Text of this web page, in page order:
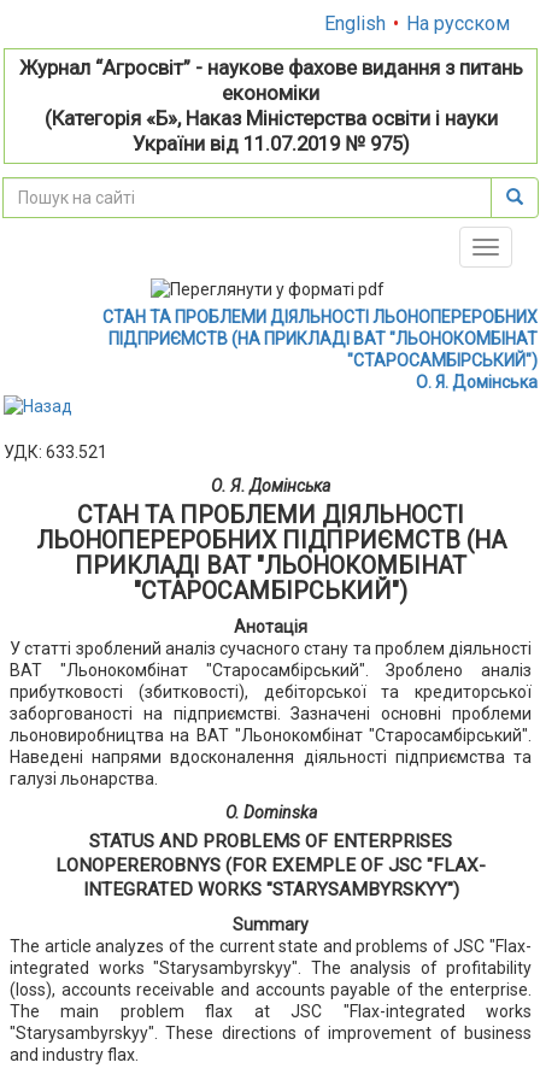
English • На русском
Журнал “Агросвіт” - наукове фахове видання з питань
економіки
(Категорія «Б», Наказ Міністерства освіти і науки
України від 11.07.2019 № 975)
Toggle
СТАН ТА ПРОБЛЕМИ ДІЯЛЬНОСТІ ЛЬОНОПЕРЕРОБНИХ
ПІДПРИЄМСТВ (НА ПРИКЛАДІ ВАТ "ЛЬОНОКОМБІНАТ
"СТАРОСАМБІРСЬКИЙ")
О. Я. Домінська
УДК: 633.521
О. Я. Домінська
СТАН ТА ПРОБЛЕМИ ДІЯЛЬНОСТІ
ЛЬОНОПЕРЕРОБНИХ ПІДПРИЄМСТВ (НА
ПРИКЛАДІ ВАТ "ЛЬОНОКОМБІНАТ
"СТАРОСАМБІРСЬКИЙ")
Анотація
У статті зроблений аналіз сучасного стану та проблем діяльності
ВАТ "Льонокомбінат "Старосамбірський". Зроблено аналіз
прибутковості (збитковості), дебіторської та кредиторської
заборгованості на підприємстві. Зазначені основні проблеми
льоновиробництва на ВАТ "Льонокомбінат "Старосамбірський".
Наведені напрями вдосконалення діяльності підприємства та
галузі льонарства.
O. Dominska
STATUS AND PROBLEMS OF ENTERPRISES
LONOPEREROBNYS (FOR EXEMPLE OF JSC "FLAX-
INTEGRATED WORKS "STARYSAMBYRSKYY")
Summary
The article analyzes of the current state and problems of JSC "Flax-
integrated works "Starysambyrskyy". The analysis of profitability
(loss), accounts receivable and accounts payable of the enterprise.
The main problem flax at JSC "Flax-integrated works
"Starysambyrskyy". These directions of improvement of business
and industry flax.